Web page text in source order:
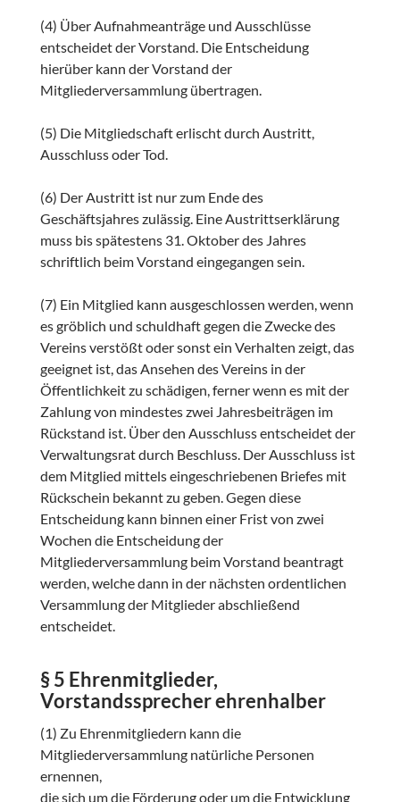
(4) Über Aufnahmeanträge und Ausschlüsse
entscheidet der Vorstand. Die Entscheidung
hierüber kann der Vorstand der
Mitgliederversammlung übertragen.
(5) Die Mitgliedschaft erlischt durch Austritt,
Ausschluss oder Tod.
(6) Der Austritt ist nur zum Ende des
Geschäftsjahres zulässig. Eine Austrittserklärung
muss bis spätestens 31. Oktober des Jahres
schriftlich beim Vorstand eingegangen sein.
(7) Ein Mitglied kann ausgeschlossen werden, wenn
es gröblich und schuldhaft gegen die Zwecke des
Vereins verstößt oder sonst ein Verhalten zeigt, das
geeignet ist, das Ansehen des Vereins in der
Öffentlichkeit zu schädigen, ferner wenn es mit der
Zahlung von mindestes zwei Jahresbeiträgen im
Rückstand ist. Über den Ausschluss entscheidet der
Verwaltungsrat durch Beschluss. Der Ausschluss ist
dem Mitglied mittels eingeschriebenen Briefes mit
Rückschein bekannt zu geben. Gegen diese
Entscheidung kann binnen einer Frist von zwei
Wochen die Entscheidung der
Mitgliederversammlung beim Vorstand beantragt
werden, welche dann in der nächsten ordentlichen
Versammlung der Mitglieder abschließend
entscheidet.
§ 5 Ehrenmitglieder,
Vorstandssprecher ehrenhalber
(1) Zu Ehrenmitgliedern kann die
Mitgliederversammlung natürliche Personen
ernennen,
die sich um die Förderung oder um die Entwicklung